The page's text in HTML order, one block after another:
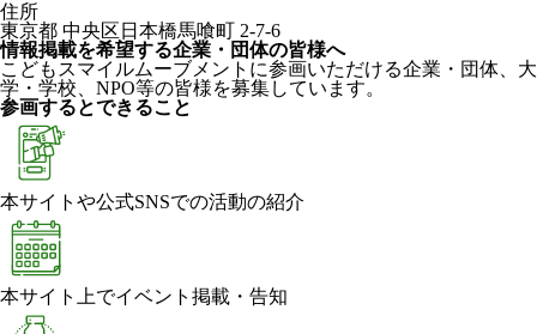
住所
東京都 中央区日本橋馬喰町 2-7-6
情報掲載を希望する企業・団体の皆様へ
こどもスマイルムーブメントに参画いただける企業・団体、大
学・学校、NPO等の皆様を募集しています。
参画するとできること
本サイトや公式SNSでの活動の紹介
本サイト上でイベント掲載・告知